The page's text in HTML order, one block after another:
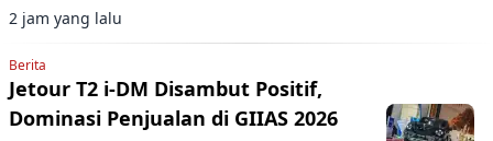
2 jam yang lalu
Berita
Jetour T2 i-DM Disambut Positif,
Dominasi Penjualan di GIIAS 2026